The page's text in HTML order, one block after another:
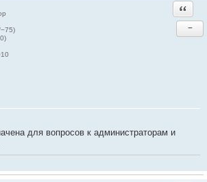
сообщение
−
для вопросов к администраторам и